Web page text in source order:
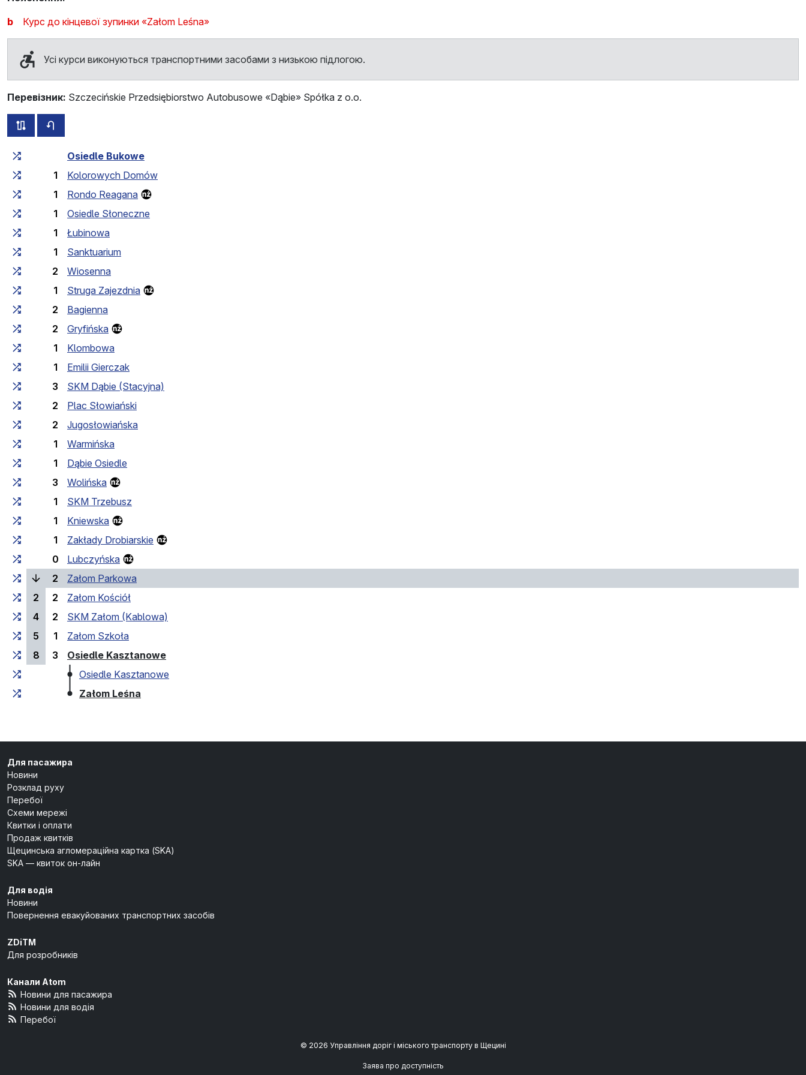
b
Курс до кінцевої зупинки «Załom Leśna»
Усі курси виконуються транспортними засобами з низькою підлогою.
Перевізник: Szczecińskie Przedsiębiorstwo Autobusowe «Dąbie» Spółka z o.o.
всі схеми цього маршруту
Загальний час у дорозі Час у дорозі між зупинками
Osiedle Bukowe
1
Kolorowych Domów
1
Rondo Reagana
1
Osiedle Słoneczne
1
Łubinowa
1
Sanktuarium
2
Wiosenna
1
Struga Zajezdnia
2
Bagienna
2
Gryfińska
1
Klombowa
1
Emilii Gierczak
3
SKM Dąbie (Stacyjna)
2
Plac Słowiański
2
Jugosłowiańska
1
Warmińska
1
Dąbie Osiedle
3
Wolińska
1
SKM Trzebusz
1
Kniewska
1
Zakłady Drobiarskie
0
Lubczyńska
2
Załom Parkowa
2
2
Załom Kościół
4
2
SKM Załom (Kablowa)
5
1
Załom Szkoła
8
3 Osiedle Kasztanowe(кінцева зупинка)
Osiedle Kasztanowe
Załom Leśna
Для пасажира
Новини
Розклад руху
Перебої
Схеми мережі
Квитки і оплати
Продаж квитків
Щецинська агломераційна картка (SKA)
SKA — квиток он-лайн
Для водія
Новини
Повернення евакуйованих транспортних засобів
ZDiTM
Для розробників
Канали Atom
Новини для пасажира
Новини для водія
Перебої
© 2026 Управління доріг і міського транспорту в Щецині
Заява про доступність